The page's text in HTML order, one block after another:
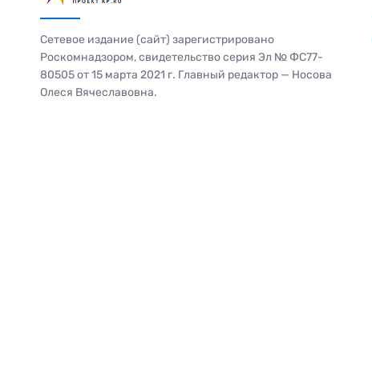
Сетевое издание (сайт) зарегистрировано
Роскомнадзором, свидетельство серия Эл № ФС77-
80505 от 15 марта 2021 г. Главный редактор — Носова
Олеся Вячеславовна.